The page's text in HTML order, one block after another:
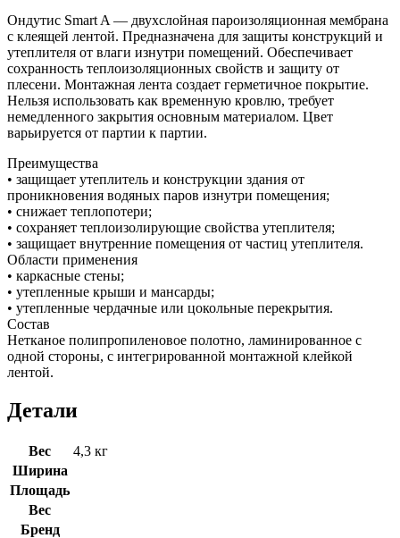
Ондутис Smart A — двухслойная пароизоляционная мембрана
с клеящей лентой. Предназначена для защиты конструкций и
утеплителя от влаги изнутри помещений. Обеспечивает
сохранность теплоизоляционных свойств и защиту от
плесени. Монтажная лента создает герметичное покрытие.
Нельзя использовать как временную кровлю, требует
немедленного закрытия основным материалом. Цвет
варьируется от партии к партии.
Преимущества
• защищает утеплитель и конструкции здания от
проникновения водяных паров изнутри помещения;
• снижает теплопотери;
• сохраняет теплоизолирующие свойства утеплителя;
• защищает внутренние помещения от частиц утеплителя.
Области применения
• каркасные стены;
• утепленные крыши и мансарды;
• утепленные чердачные или цокольные перекрытия.
Состав
Нетканое полипропиленовое полотно, ламинированное с
одной стороны, с интегрированной монтажной клейкой
лентой.
Детали
Вес
4,3 кг
Ширина
Площадь
Вес
Бренд